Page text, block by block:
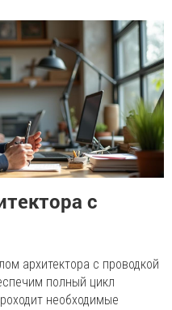
с
архитектора с проводкой
полный цикл
необходимые